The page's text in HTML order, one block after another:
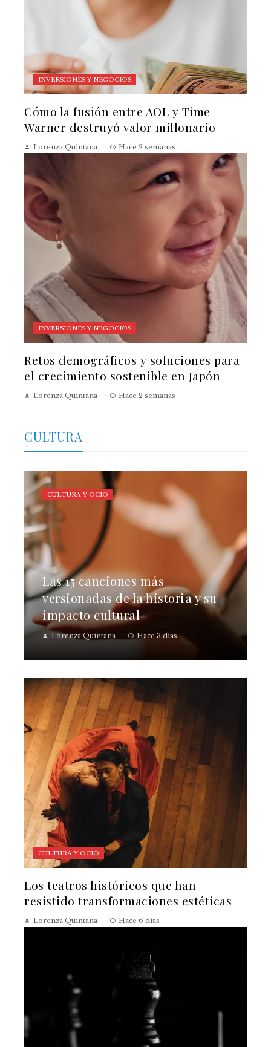
INVERSIONES Y NEGOCIOS
Cómo la fusión entre AOL y Time
Warner destruyó valor millonario
Lorenza Quintana Hace 2 semanas
INVERSIONES Y NEGOCIOS
Retos demográficos y soluciones para
el crecimiento sostenible en Japón
Lorenza Quintana Hace 2 semanas
CULTURA
Las 15 canciones más
versionadas de la historia y su
impacto cultural
Lorenza Quintana Hace 3 días
CULTURA Y OCIO
CULTURA Y OCIO
Los teatros históricos que han
resistido transformaciones estéticas
Lorenza Quintana Hace 6 días